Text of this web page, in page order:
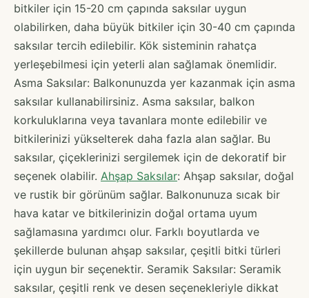
bitkiler için 15-20 cm çapında saksılar uygun
olabilirken, daha büyük bitkiler için 30-40 cm çapında
saksılar tercih edilebilir. Kök sisteminin rahatça
yerleşebilmesi için yeterli alan sağlamak önemlidir.
Asma Saksılar: Balkonunuzda yer kazanmak için asma
saksılar kullanabilirsiniz. Asma saksılar, balkon
korkuluklarına veya tavanlara monte edilebilir ve
bitkilerinizi yükselterek daha fazla alan sağlar. Bu
saksılar, çiçeklerinizi sergilemek için de dekoratif bir
seçenek olabilir. Ahşap Saksılar: Ahşap saksılar, doğal
ve rustik bir görünüm sağlar. Balkonunuza sıcak bir
hava katar ve bitkilerinizin doğal ortama uyum
sağlamasına yardımcı olur. Farklı boyutlarda ve
şekillerde bulunan ahşap saksılar, çeşitli bitki türleri
için uygun bir seçenektir. Seramik Saksılar: Seramik
saksılar, çeşitli renk ve desen seçenekleriyle dikkat